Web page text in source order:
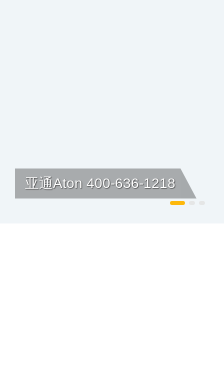
亚通Aton 400-636-1218